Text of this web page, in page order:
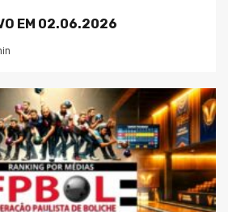
EM 02.06.2026